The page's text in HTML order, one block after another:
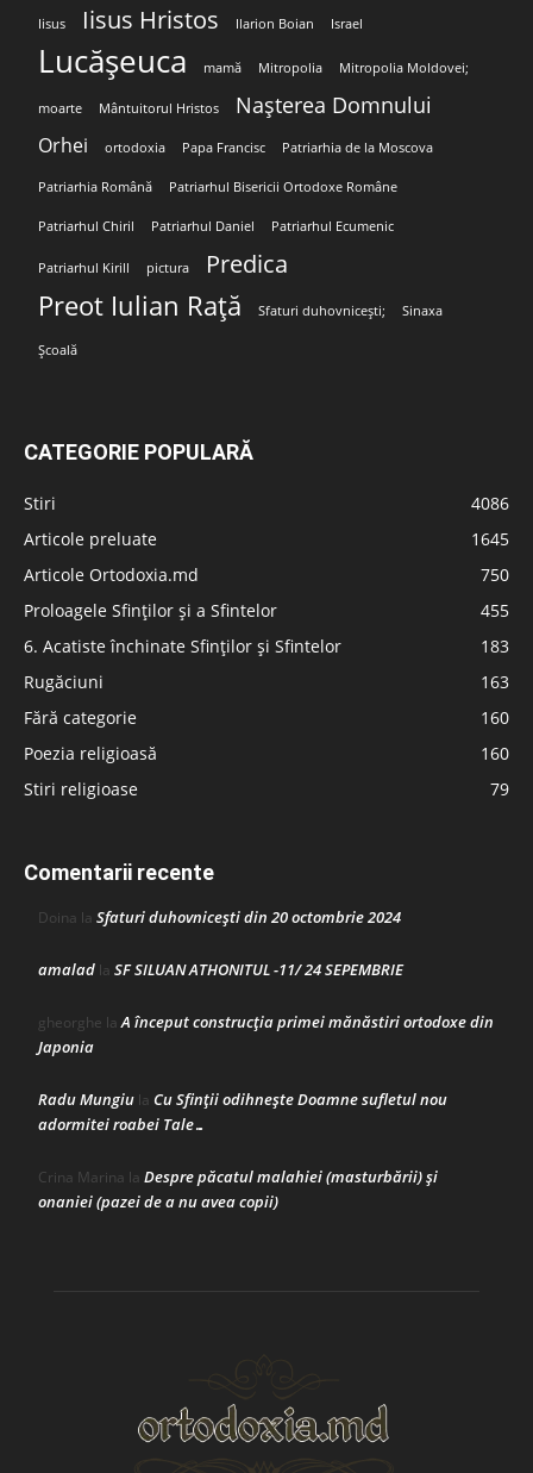
Iisus Iisus Hristos Ilarion Boian Israel
Lucășeuca mamă Mitropolia Mitropolia Moldovei;
moarte Mântuitorul Hristos Nașterea Domnului
Orhei ortodoxia Papa Francisc Patriarhia de la Moscova
Patriarhia Română Patriarhul Bisericii Ortodoxe Române
Patriarhul Chiril Patriarhul Daniel Patriarhul Ecumenic
Patriarhul Kirill pictura Predica
Preot Iulian Rață Sfaturi duhovnicești; Sinaxa
Școală
CATEGORIE POPULARĂ
Stiri
4086
Articole preluate
1645
Articole Ortodoxia.md
750
Proloagele Sfinților și a Sfintelor
455
6. Acatiste închinate Sfinților și Sfintelor
183
Rugăciuni
163
Fără categorie
160
Poezia religioasă
160
Stiri religioase
79
Comentarii recente
Doina la Sfaturi duhovnicești din 20 octombrie 2024
amalad la SF SILUAN ATHONITUL -11/ 24 SEPEMBRIE
gheorghe laA început construcţia primei mănăstiri ortodoxe din
Japonia
Radu Mungiu la Cu Sfinții odihnește Doamne sufletul nou
adormitei roabei Tale…
Crina Marina la Despre păcatul malahiei (masturbării) şi
onaniei (pazei de a nu avea copii)